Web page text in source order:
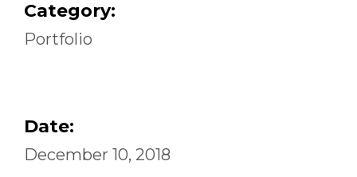
Category:
Portfolio
Date:
December 10, 2018